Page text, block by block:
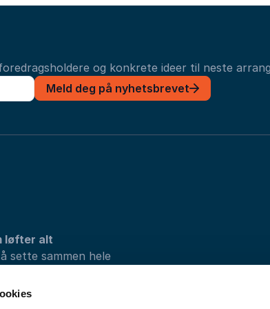
og konkrete ideer til neste
Meld deg på nyhetsbrevet
løfter alt
sette sammen hele